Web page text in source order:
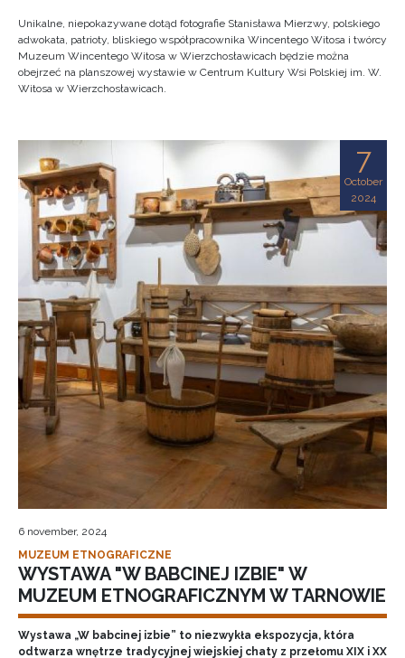
Unikalne, niepokazywane dotąd fotografie Stanisława Mierzwy, polskiego
adwokata, patrioty, bliskiego współpracownika Wincentego Witosa i twórcy
Muzeum Wincentego Witosa w Wierzchosławicach będzie można
obejrzeć na planszowej wystawie w Centrum Kultury Wsi Polskiej im. W.
Witosa w Wierzchosławicach.
7
October
2024
6 november, 2024
MUZEUM ETNOGRAFICZNE
WYSTAWA "W BABCINEJ IZBIE" W
MUZEUM ETNOGRAFICZNYM W TARNOWIE
Wystawa „W babcinej izbie” to niezwykła ekspozycja, która
odtwarza wnętrze tradycyjnej wiejskiej chaty z przełomu XIX i XX